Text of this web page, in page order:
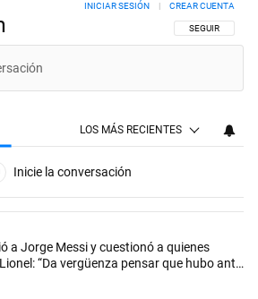
SIGA ESTA
SEGUIR
INICIAR SESIÓN CREAR CUENTA
LOS MÁS RECIENTES
Inicie la conversación
artículos con más comentarios en los
con el título "Milei despidió a Jorge Messi y
a Jorge Messi y cuestionó a quienes
“Da vergüenza pensar que hubo anti-